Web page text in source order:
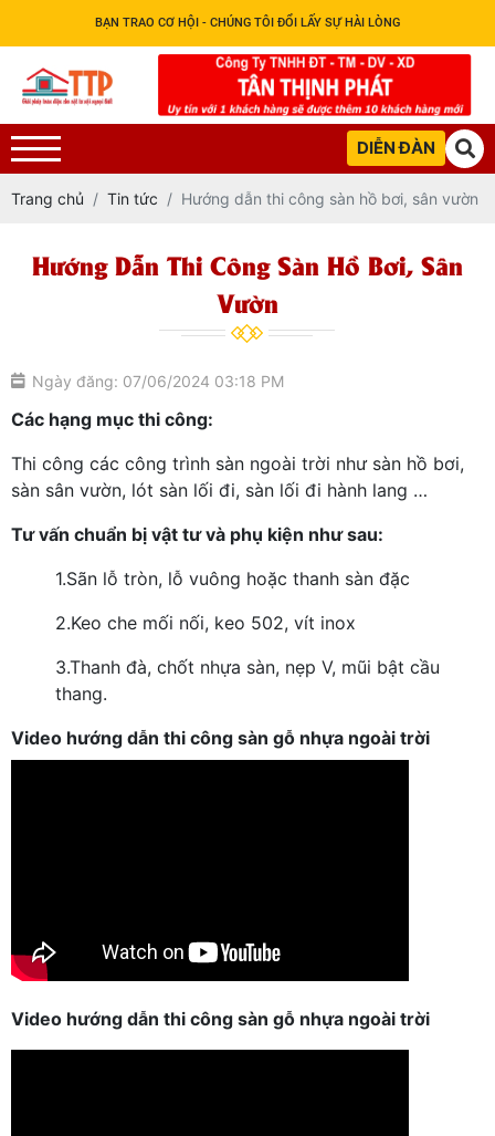
BẠN TRAO CƠ HỘI - CHÚNG TÔI ĐỔI LẤY SỰ HÀI LÒNG
DIỄN ĐÀN
Trang chủ Tin tức Hướng dẫn thi công sàn hồ bơi, sân vườn
Hướng Dẫn Thi Công Sàn Hồ Bơi, Sân
Vườn
Ngày đăng: 07/06/2024 03:18 PM
Các hạng mục thi công:
Thi công các công trình sàn ngoài trời như sàn hồ bơi,
sàn sân vườn, lót sàn lối đi, sàn lối đi hành lang …
Tư vấn chuẩn bị vật tư và phụ kiện như sau:
1.Sãn lỗ tròn, lỗ vuông hoặc thanh sàn đặc
2.Keo che mối nối, keo 502, vít inox
3.Thanh đà, chốt nhựa sàn, nẹp V, mũi bật cầu
thang.
Video hướng dẫn thi công sàn gỗ nhựa ngoài trời
Video hướng dẫn thi công sàn gỗ nhựa ngoài trời